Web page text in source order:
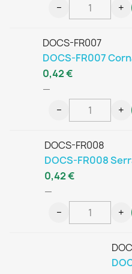
− +
DOCS-FR007
DOCS-FR007
—
0,42 €
− +
DOCS-FR008
DOCS-FR008
—
0,42 €
− +